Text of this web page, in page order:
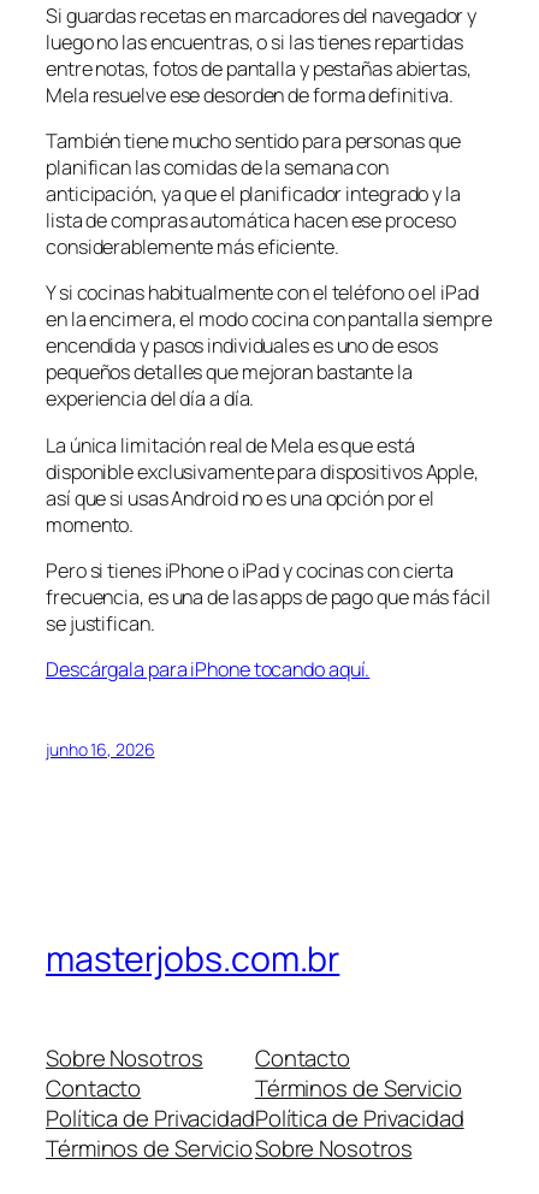
Si guardas recetas en marcadores del navegador y
luego no las encuentras, o si las tienes repartidas
entre notas, fotos de pantalla y pestañas abiertas,
Mela resuelve ese desorden de forma definitiva.
También tiene mucho sentido para personas que
planifican las comidas de la semana con
anticipación, ya que el planificador integrado y la
lista de compras automática hacen ese proceso
considerablemente más eficiente.
Y si cocinas habitualmente con el teléfono o el iPad
en la encimera, el modo cocina con pantalla siempre
encendida y pasos individuales es uno de esos
pequeños detalles que mejoran bastante la
experiencia del día a día.
La única limitación real de Mela es que está
disponible exclusivamente para dispositivos Apple,
así que si usas Android no es una opción por el
momento.
Pero si tienes iPhone o iPad y cocinas con cierta
frecuencia, es una de las apps de pago que más fácil
se justifican.
Descárgala para iPhone tocando aquí.
junho 16, 2026
masterjobs.com.br
Sobre Nosotros
Contacto
Política de Privacidad
Términos de Servicio
Contacto
Términos de Servicio
Política de Privacidad
Sobre Nosotros